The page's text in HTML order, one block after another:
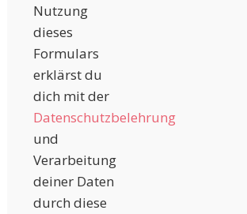
Nutzung
dieses
Formulars
erklärst du
dich mit der
Datenschutzbelehrung
und
Verarbeitung
deiner Daten
durch diese